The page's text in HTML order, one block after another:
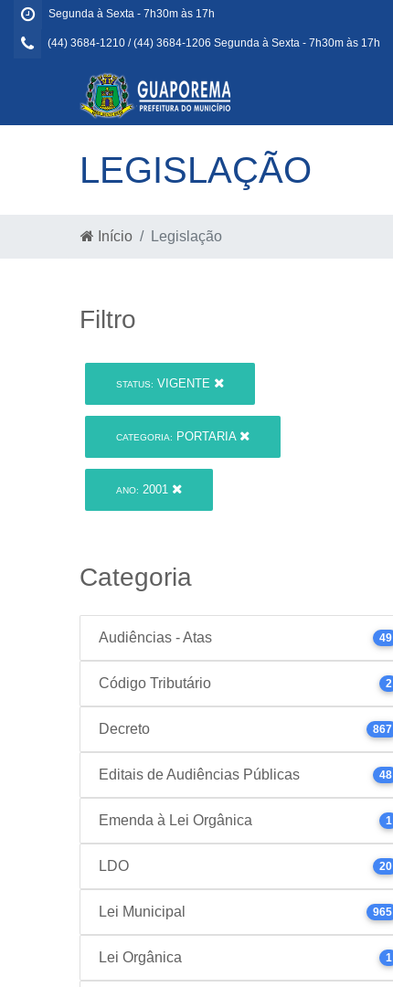
Segunda à Sexta - 7h30m às 17h
(44) 3684-1210 / (44) 3684-1206 Segunda à Sexta - 7h30m às 17h
LEGISLAÇÃO
Início Legislação
Filtro
STATUS: VIGENTE
CATEGORIA: PORTARIA
ANO: 2001
Categoria
Audiências - Atas 49
Código Tributário 2
Decreto 867
Editais de Audiências Públicas 48
Emenda à Lei Orgânica 1
LDO 20
Lei Municipal 965
Lei Orgânica 1